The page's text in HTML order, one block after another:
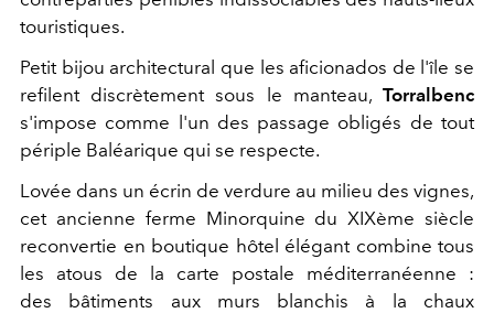
touristiques.
Petit bijou architectural que les aficionados de l'île se
refilent discrètement sous le manteau, Torralbenc
s'impose comme l'un des passage obligés de tout
périple Baléarique qui se respecte.
Lovée dans un écrin de verdure au milieu des vignes,
cet ancienne ferme Minorquine du XIXème siècle
reconvertie en boutique hôtel élégant combine tous
les atous de la carte postale méditerranéenne :
des bâtiments aux murs blanchis à la chaux